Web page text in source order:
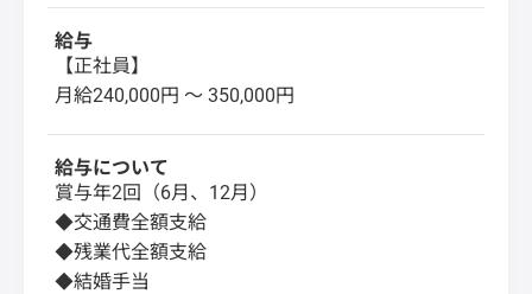
給与
【正社員】
月給240,000円 〜 350,000円
給与について
賞与年2回（6月、12月）
◆交通費全額支給
◆残業代全額支給
◆結婚手当